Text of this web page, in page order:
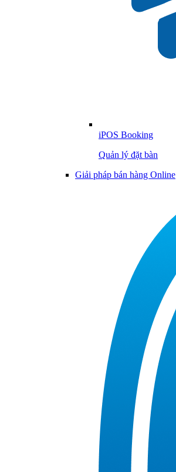
iPOS Booking
Quản lý đặt bàn
Giải pháp bán hàng Online